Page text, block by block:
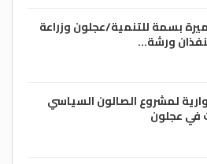
بسمة للتنمية/عجلون وزراعة
ورشة…
لمشروع الصالون السياسي
في عجلون